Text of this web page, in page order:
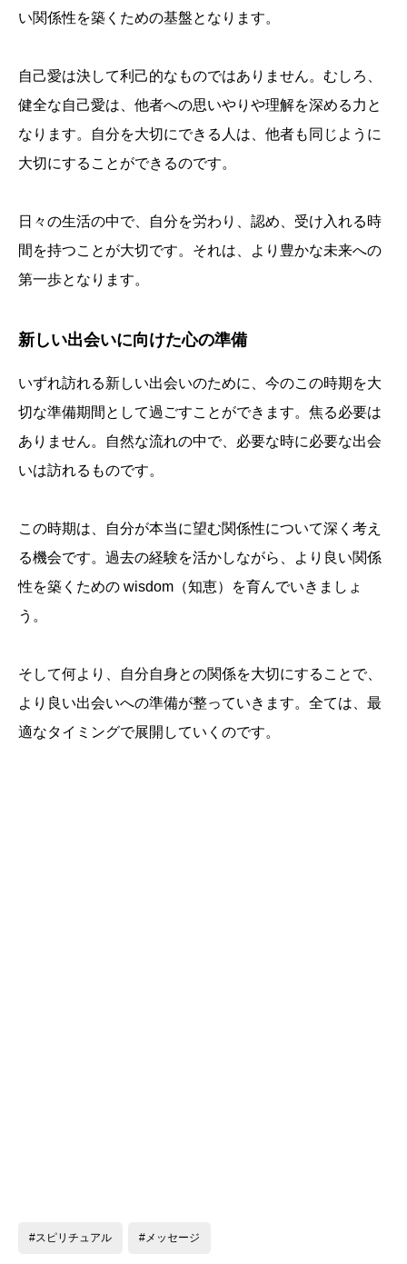
い関係性を築くための基盤となります。
自己愛は決して利己的なものではありません。むしろ、
健全な自己愛は、他者への思いやりや理解を深める力と
なります。自分を大切にできる人は、他者も同じように
大切にすることができるのです。
日々の生活の中で、自分を労わり、認め、受け入れる時
間を持つことが大切です。それは、より豊かな未来への
第一歩となります。
新しい出会いに向けた心の準備
いずれ訪れる新しい出会いのために、今のこの時期を大
切な準備期間として過ごすことができます。焦る必要は
ありません。自然な流れの中で、必要な時に必要な出会
いは訪れるものです。
この時期は、自分が本当に望む関係性について深く考え
る機会です。過去の経験を活かしながら、より良い関係
性を築くための wisdom（知恵）を育んでいきましょ
う。
そして何より、自分自身との関係を大切にすることで、
より良い出会いへの準備が整っていきます。全ては、最
適なタイミングで展開していくのです。
#スピリチュアル #メッセージ